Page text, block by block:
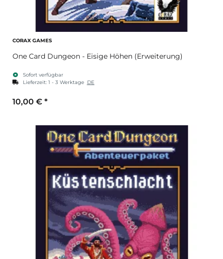
CORAX GAMES
One Card Dungeon - Eisige Höhen (Erweiterung)
Sofort verfügbar
Lieferzeit: 1 - 3 Werktage DE
10,00 € *